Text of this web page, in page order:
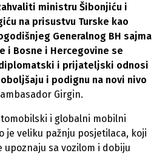
ministru Šibonjiću i
na prisustvu Turske kao
Generalnog BH sajma
i Bosne i Hercegovine se
i prijateljski odnosi
i podignu na novi nivo
Girgin.
i globalni mobilni
je veliku pažnju posjetilaca, koji
upoznaju sa vozilom i dobiju